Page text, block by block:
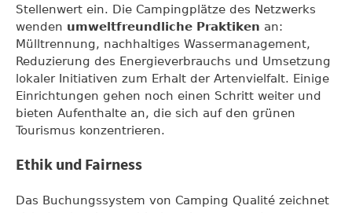
Stellenwert ein. Die Campingplätze des Netzwerks
wenden umweltfreundliche Praktiken an:
Mülltrennung, nachhaltiges Wassermanagement,
Reduzierung des Energieverbrauchs und Umsetzung
lokaler Initiativen zum Erhalt der Artenvielfalt. Einige
Einrichtungen gehen noch einen Schritt weiter und
bieten Aufenthalte an, die sich auf den grünen
Tourismus konzentrieren.
Ethik und Fairness
Das Buchungssystem von Camping Qualité zeichnet